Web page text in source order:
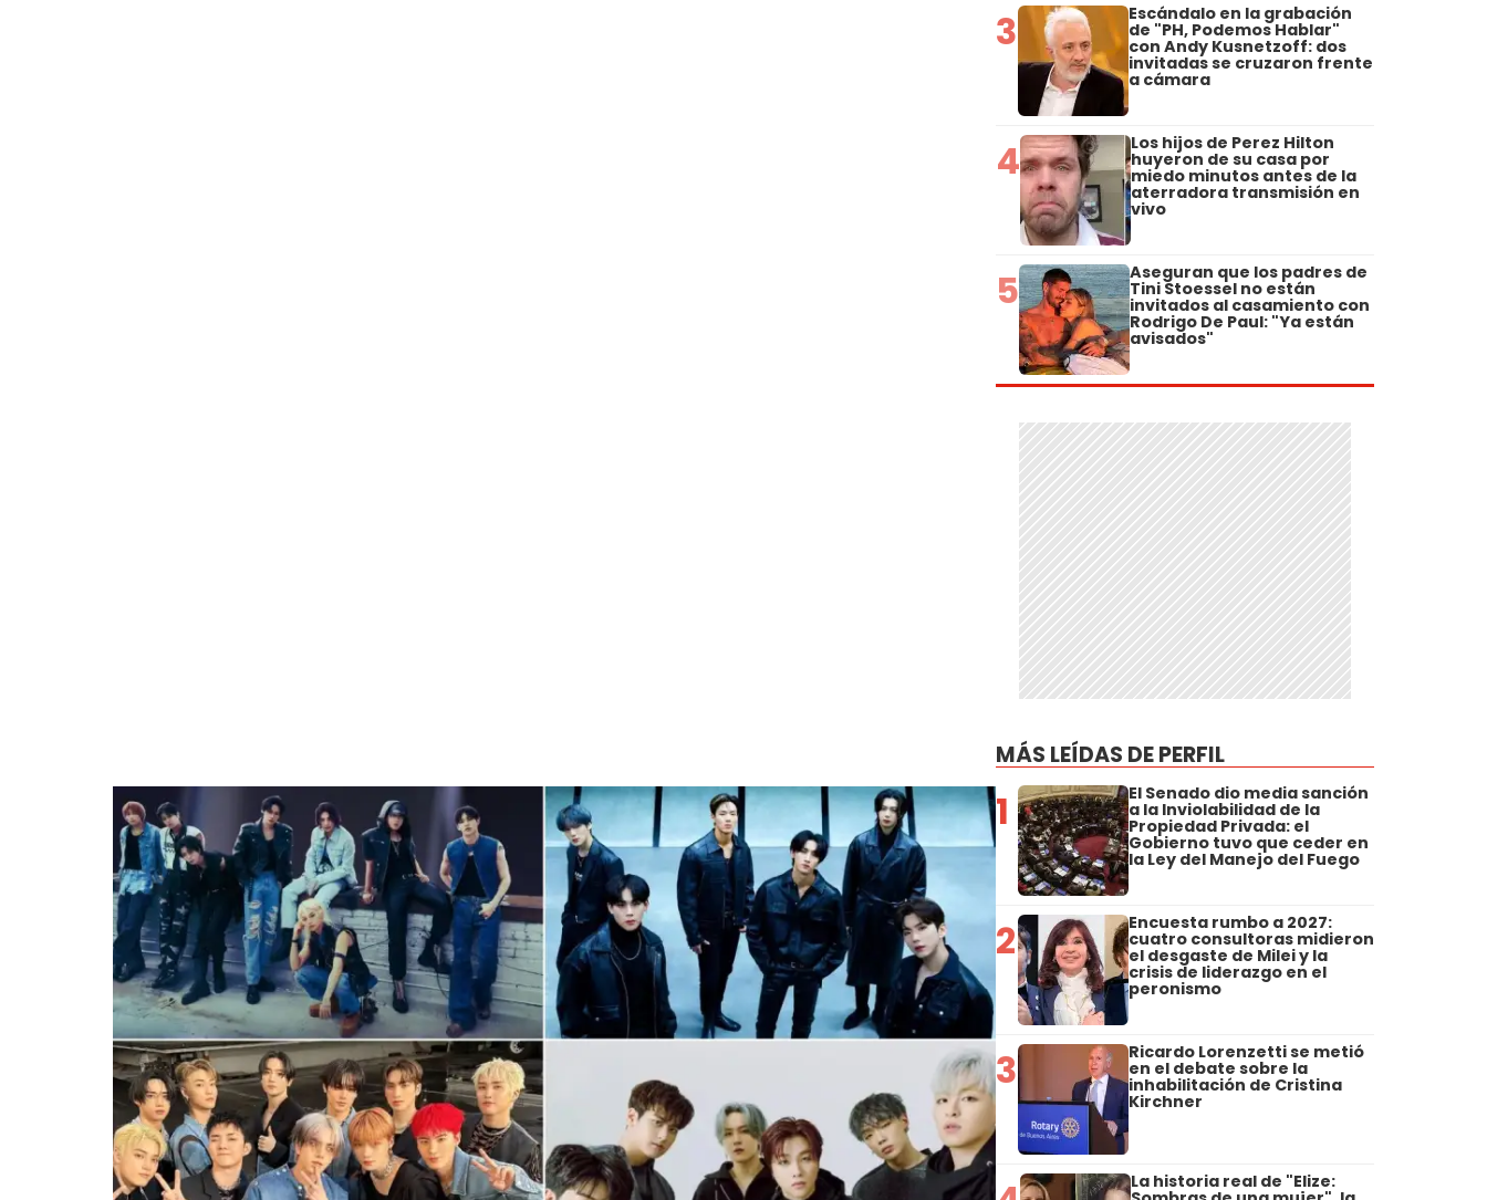
3 Escándalo en la grabación
de "PH, Podemos Hablar"
con Andy Kusnetzoff: dos
invitadas se cruzaron frente
a cámara
4 Los hijos de Perez Hilton
huyeron de su casa por
miedo minutos antes de la
aterradora transmisión en
vivo
5 Aseguran que los padres de
Tini Stoessel no están
invitados al casamiento con
Rodrigo De Paul: "Ya están
avisados"
MÁS LEÍDAS DE PERFIL
1 El Senado dio media sanción
a la Inviolabilidad de la
Propiedad Privada: el
Gobierno tuvo que ceder en
la Ley del Manejo del Fuego
2 Encuesta rumbo a 2027:
cuatro consultoras midieron
el desgaste de Milei y la
crisis de liderazgo en el
peronismo
3 Ricardo Lorenzetti se metió
en el debate sobre la
inhabilitación de Cristina
Kirchner
La historia real de "Elize: